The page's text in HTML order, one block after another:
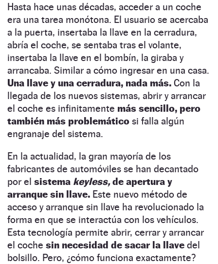
Hasta hace unas décadas, acceder a un coche
era una tarea monótona. El usuario se acercaba
a la puerta, insertaba la llave en la cerradura,
abría el coche, se sentaba tras el volante,
insertaba la llave en el bombín, la giraba y
arrancaba. Similar a cómo ingresar en una casa.
Una llave y una cerradura, nada más. Con la
llegada de los nuevos sistemas, abrir y arrancar
el coche es infinitamente más sencillo, pero
también más problemático si falla algún
engranaje del sistema.
En la actualidad, la gran mayoría de los
fabricantes de automóviles se han decantado
por el sistema keyless,de apertura y
arranque sin llave. Este nuevo método de
acceso y arranque sin llave ha revolucionado la
forma en que se interactúa con los vehículos.
Esta tecnología permite abrir, cerrar y arrancar
el coche sin necesidad de sacar la llave del
bolsillo. Pero, ¿cómo funciona exactamente?